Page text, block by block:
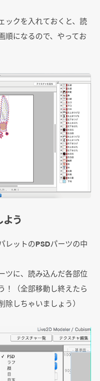
ックを入れておくと、読
順になるので、やってお
う
レットのPSDパーツの中
ツに、読み込んだ各部位
！（全部移動し終えたら
除しちゃいましょう）